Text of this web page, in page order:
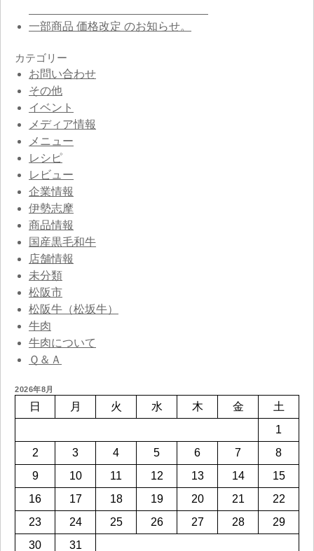
一部商品 価格改定 のお知らせ。
カテゴリー
お問い合わせ
その他
イベント
メディア情報
メニュー
レシピ
レビュー
企業情報
伊勢志摩
商品情報
国産黒毛和牛
店舗情報
未分類
松阪市
松阪牛（松坂牛）
牛肉
牛肉について
Ｑ＆Ａ
2026年8月
日 月 火 水 木 金
土
1
2
3 4 5 6 7
8
9
10 11 12 13 14
15
16
17 18 19 20 21
22
23
24 25 26 27 28
29
30
31